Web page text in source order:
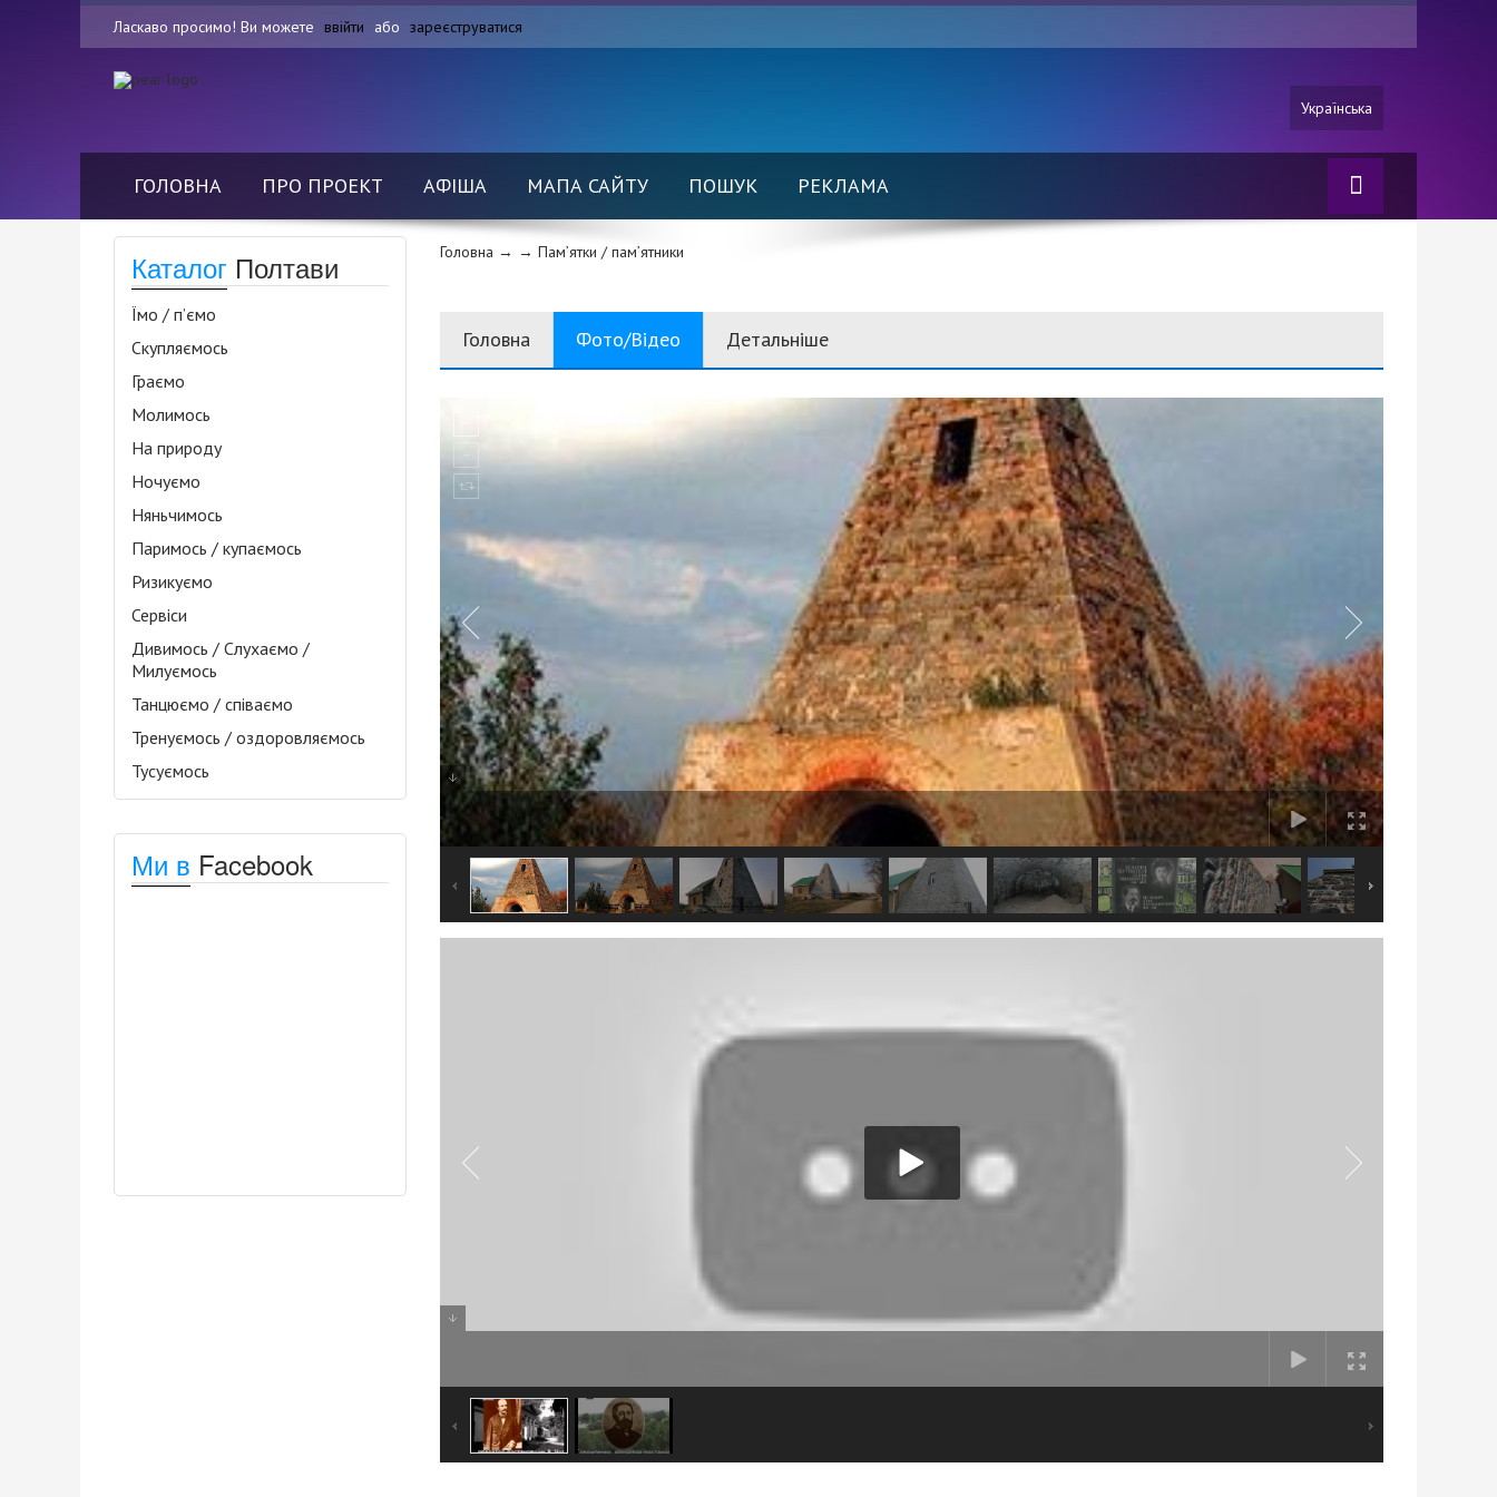
Ласкаво просимо! Ви можете ввійти або зареєструватися
Українська
ГОЛОВНА ПРО ПРОЕКТ АФІША МАПА САЙТУ ПОШУК РЕКЛАМА
Каталог Полтави
Їмо / п’ємо
Скупляємось
Граємо
Молимось
На природу
Ночуємо
Няньчимось
Паримось / купаємось
Ризикуємо
Сервіси
Дивимось / Слухаємо /
Милуємось
Танцюємо / співаємо
Тренуємось / оздоровляємось
Тусуємось
Ми в Facebook
Головна → → Пам’ятки / пам’ятники
Головна Фото/Відео Детальніше